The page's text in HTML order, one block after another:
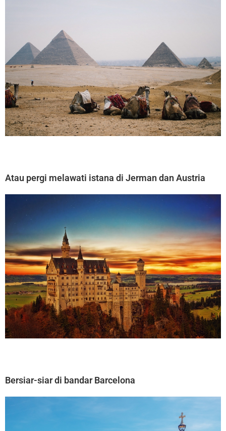
Atau pergi melawati istana di Jerman dan Austria
Bersiar-siar di bandar Barcelona